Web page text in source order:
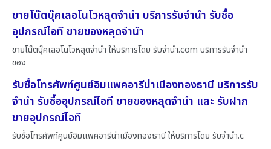
ขายโน๊ตบุ๊คเลอโนโวหลุดจำนำ บริการรับจำนำ รับซื้อ
อุปกรณ์ไอที ขายของหลุดจำนำ
ขายโน๊ตบุ๊คเลอโนโวหลุดจำนำ ให้บริการโดย รับจํานํา.com บริการรับจำนำ
ของ
รับซื้อโทรศัพท์ศูนย์อิมแพคอารีน่าเมืองทองธานี บริการรับ
จำนำ รับซื้ออุปกรณ์ไอที ขายของหลุดจำนำ และ รับฝาก
ขายอุปกรณ์ไอที
รับซื้อโทรศัพท์ศูนย์อิมแพคอารีน่าเมืองทองธานี ให้บริการโดย รับจํานํา.c